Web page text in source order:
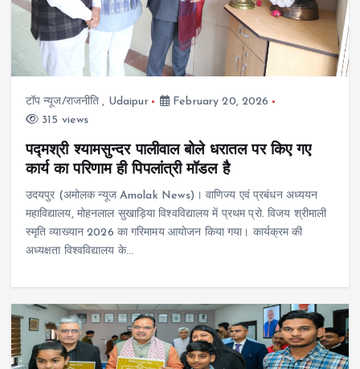
टॉप न्यूज/राजनीति , Udaipur
February 20, 2026
315 views
पद्मश्री श्यामसुन्दर पालीवाल बोले धरातल पर किए गए
कार्य का परिणाम ही पिपलांत्री मॉडल है
उदयपुर (अमोलक न्यूज Amolak News)। वाणिज्य एवं प्रबंधन अध्ययन
महाविद्यालय, मोहनलाल सुखाड़िया विश्वविद्यालय में प्रथम प्रो. विजय श्रीमाली
स्मृति व्याख्यान 2026 का गरिमामय आयोजन किया गया। कार्यक्रम की
अध्यक्षता विश्वविद्यालय के…